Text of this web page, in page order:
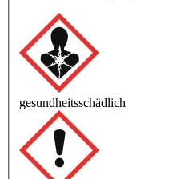
gesundheitsschädlich